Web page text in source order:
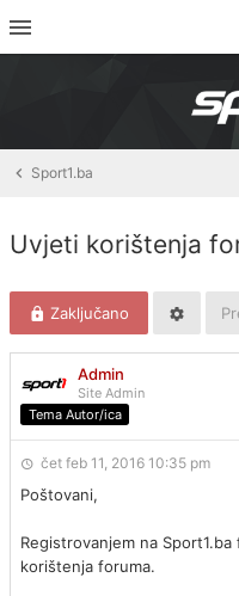
Sport1.ba
Uvjeti korištenja
Zaključano
Admin
Site Admin
Tema Autor/ica
čet feb 11, 2016 10:35 pm
Poštovani,
Registrovanjem na
korištenja foruma.